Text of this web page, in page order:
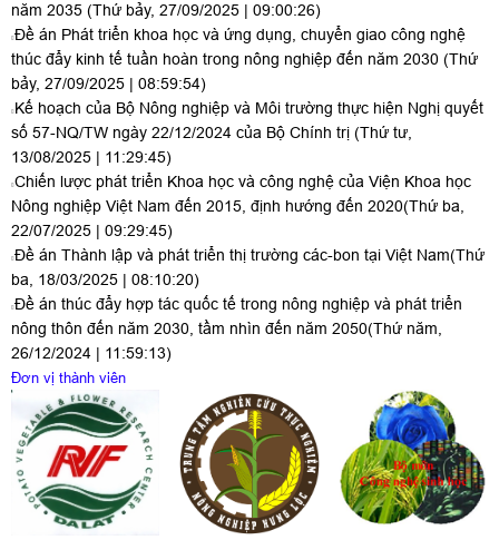
năm 2035 (Thứ bảy, 27/09/2025 | 09:00:26)
Đề án Phát triển khoa học và ứng dụng, chuyển giao công nghệ
thúc đẩy kinh tế tuần hoàn trong nông nghiệp đến năm 2030 (Thứ
bảy, 27/09/2025 | 08:59:54)
Kế hoạch của Bộ Nông nghiệp và Môi trường thực hiện Nghị quyết
số 57-NQ/TW ngày 22/12/2024 của Bộ Chính trị (Thứ tư,
13/08/2025 | 11:29:45)
Chiến lược phát triển Khoa học và công nghệ của Viện Khoa học
Nông nghiệp Việt Nam đến 2015, định hướng đến 2020(Thứ ba,
22/07/2025 | 09:29:45)
Đề án Thành lập và phát triển thị trường các-bon tại Việt Nam(Thứ
ba, 18/03/2025 | 08:10:20)
Đề án thúc đẩy hợp tác quốc tế trong nông nghiệp và phát triển
nông thôn đến năm 2030, tầm nhìn đến năm 2050(Thứ năm,
26/12/2024 | 11:59:13)
Đơn vị thành viên